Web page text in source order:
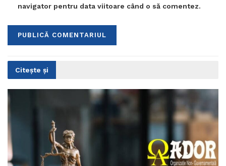
navigator pentru data viitoare când o să comentez.
Citește și